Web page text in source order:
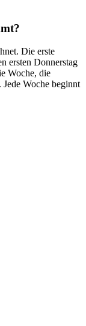
Die erste
ersten Donnerstag
Woche, die
Jede Woche beginnt